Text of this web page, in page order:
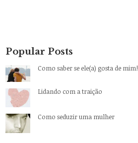
Popular Posts
Como saber se ele(a) gosta de mim!
Lidando com a traição
Como seduzir uma mulher